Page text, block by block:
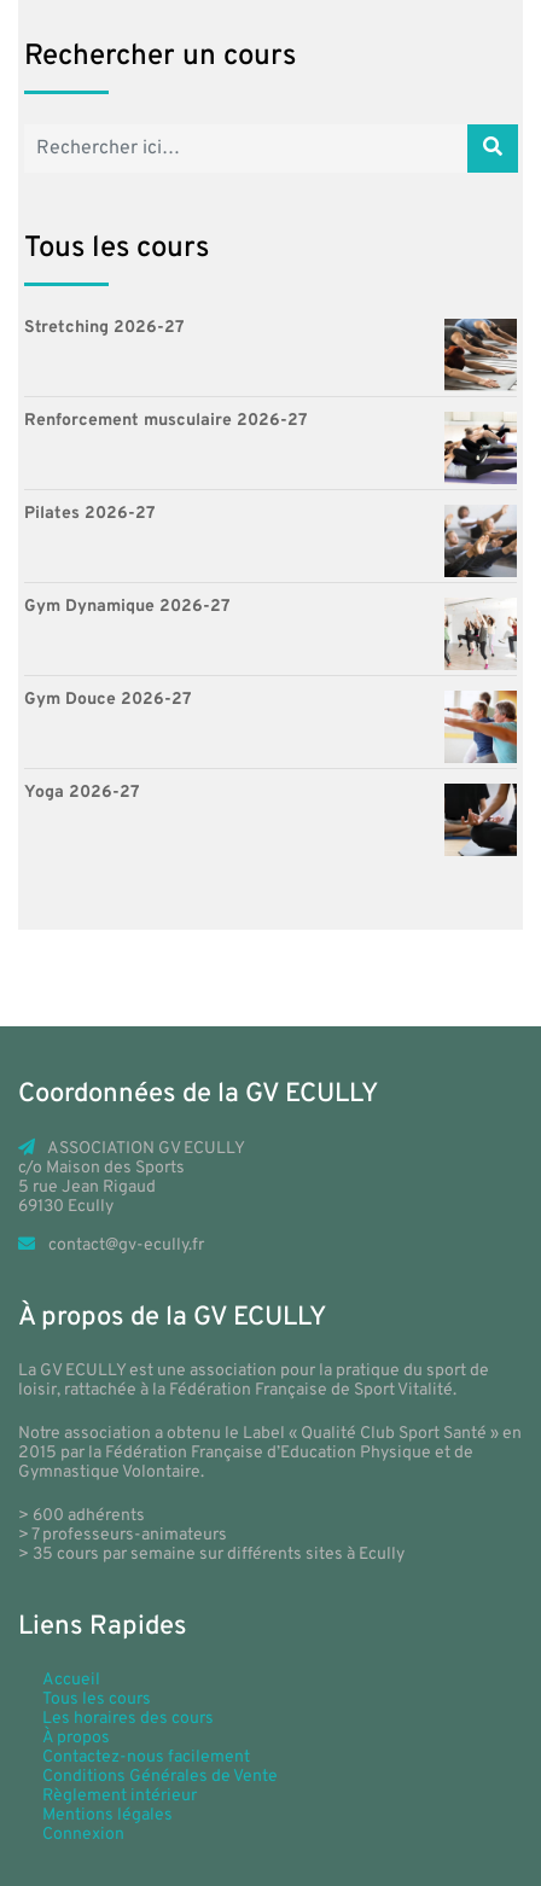
Rechercher un cours
Tous les cours
Stretching 2026-27
Renforcement musculaire 2026-27
Pilates 2026-27
Gym Dynamique 2026-27
Gym Douce 2026-27
Yoga 2026-27
Coordonnées de la GV ECULLY
ASSOCIATION GV ECULLY
c/o Maison des Sports
5 rue Jean Rigaud
69130 Ecully
contact@gv-ecully.fr
À propos de la GV ECULLY
La GV ECULLY est une association pour la pratique du sport de
loisir, rattachée à la Fédération Française de Sport Vitalité.
Notre association a obtenu le Label « Qualité Club Sport Santé » en
2015 par la Fédération Française d’Education Physique et de
Gymnastique Volontaire.
> 600 adhérents
> 7 professeurs-animateurs
> 35 cours par semaine sur différents sites à Ecully
Liens Rapides
Accueil
Tous les cours
Les horaires des cours
À propos
Contactez-nous facilement
Conditions Générales de Vente
Règlement intérieur
Mentions légales
Connexion